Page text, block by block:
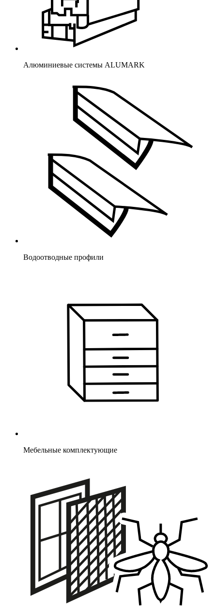
Алюминиевые системы ALUMARK
Водоотводные профили
Мебельные комплектующие